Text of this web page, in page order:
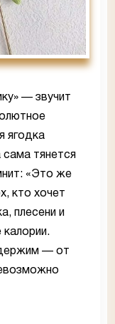
— звучит
ягодка
сама тянется
«Это же
кто хочет
плесени и
калории.
— от